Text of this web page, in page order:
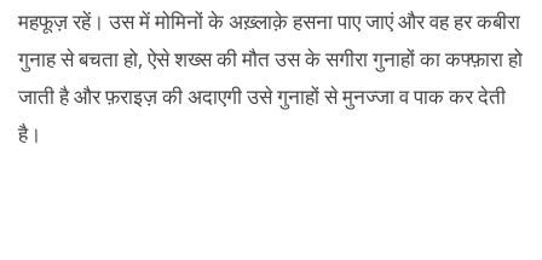
महफूज़ रहें। उस में मोमिनों के अख़्लाक़े हसना पाए जाएं और वह हर कबीरा
गुनाह से बचता हो, ऐसे शख्स की मौत उस के सगीरा गुनाहों का कफ्फ़ारा हो
जाती है और फ़राइज़ की अदाएगी उसे गुनाहों से मुनज्जा व पाक कर देती
है।